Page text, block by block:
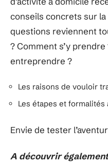
conseils concrets sur
questions reviennent
? Comment s’y
entreprendre ?
Les raisons de vouloir
Les étapes et formalités
Envie de tester
A découvrir